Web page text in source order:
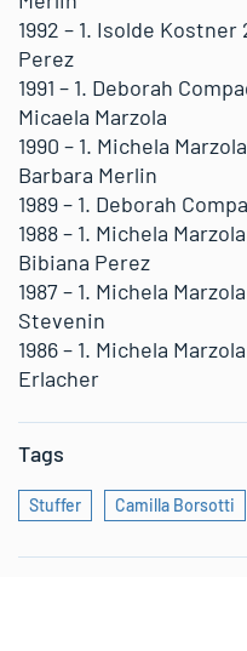
1992 – 1. Isolde
Perez
1991 – 1. Deborah
Micaela Marzola
1990 – 1. Michela
Barbara Merlin
1989 – 1. Deborah
1988 – 1. Michela
Bibiana Perez
1987 – 1. Michela
Stevenin
1986 – 1. Michela
Erlacher
Tags
Stuffer Camilla Borsotti